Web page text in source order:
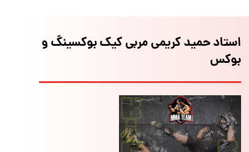
استاد حمید کریمی مربی کیک بوکسینگ و
بوکس